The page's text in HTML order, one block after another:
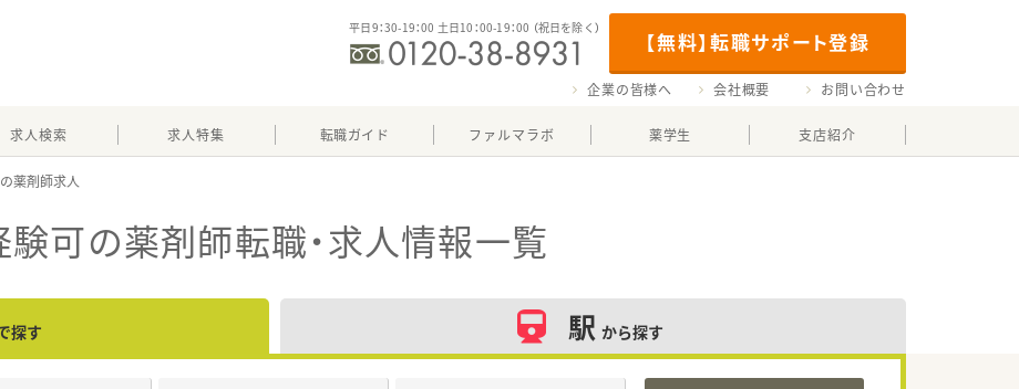
【無料】転職サポート登録
平日9：30-19：00 土日10：00-19：00 （祝日を除く）
企業の皆様へ 会社概要 お問い合わせ
求人検索 求人特集 転職ガイド ファルマラボ 薬学生 支店紹介
験可の薬剤師転職・求人情報一覧
探す 駅 から探す